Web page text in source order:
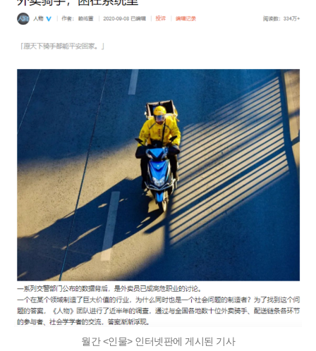
월간 <인물> 인터넷판에 게시된 기사